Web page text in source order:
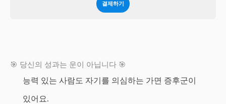
결제하기
🎯 당신의 성과는 운이 아닙니다 🎯
능력 있는 사람도 자기를 의심하는 가면 증후군이
있어요.